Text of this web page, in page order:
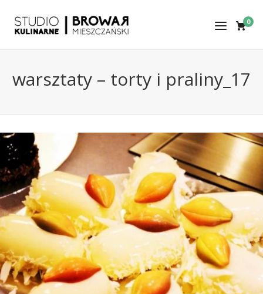
0
warsztaty – torty i praliny_17